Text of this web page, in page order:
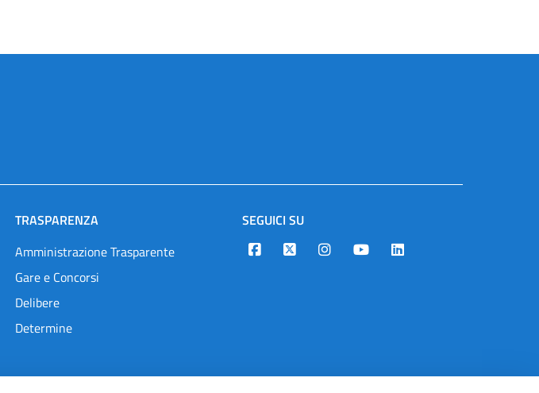
TRASPARENZA
Amministrazione Trasparente
Gare e Concorsi
Delibere
Determine
SEGUICI SU
Designers Italia
TwitterInstagramYoutubeLinkedin